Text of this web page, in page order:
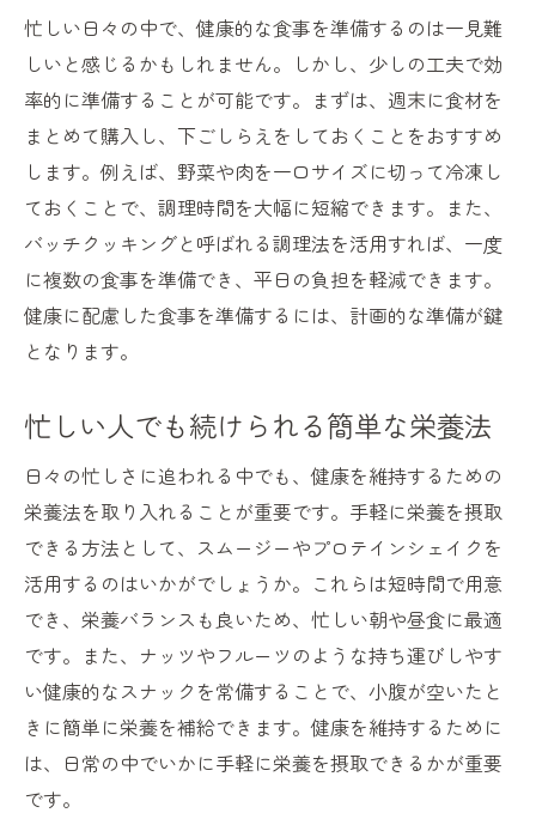
忙しい日々の中で、健康的な食事を準備するのは一見難
しいと感じるかもしれません。しかし、少しの工夫で効
率的に準備することが可能です。まずは、週末に食材を
まとめて購入し、下ごしらえをしておくことをおすすめ
します。例えば、野菜や肉を一口サイズに切って冷凍し
ておくことで、調理時間を大幅に短縮できます。また、
バッチクッキングと呼ばれる調理法を活用すれば、一度
に複数の食事を準備でき、平日の負担を軽減できます。
健康に配慮した食事を準備するには、計画的な準備が鍵
となります。
忙しい人でも続けられる簡単な栄養法
日々の忙しさに追われる中でも、健康を維持するための
栄養法を取り入れることが重要です。手軽に栄養を摂取
できる方法として、スムージーやプロテインシェイクを
活用するのはいかがでしょうか。これらは短時間で用意
でき、栄養バランスも良いため、忙しい朝や昼食に最適
です。また、ナッツやフルーツのような持ち運びしやす
い健康的なスナックを常備することで、小腹が空いたと
きに簡単に栄養を補給できます。健康を維持するために
は、日常の中でいかに手軽に栄養を摂取できるかが重要
です。